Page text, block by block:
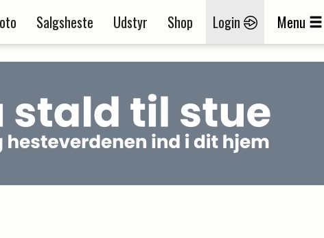
Salgsheste Udstyr Shop Login Menu